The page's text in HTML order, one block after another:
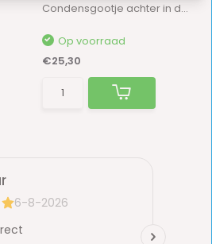
Condensgootje achter in de koelkast voor het o...
Op voorraad
€25,30